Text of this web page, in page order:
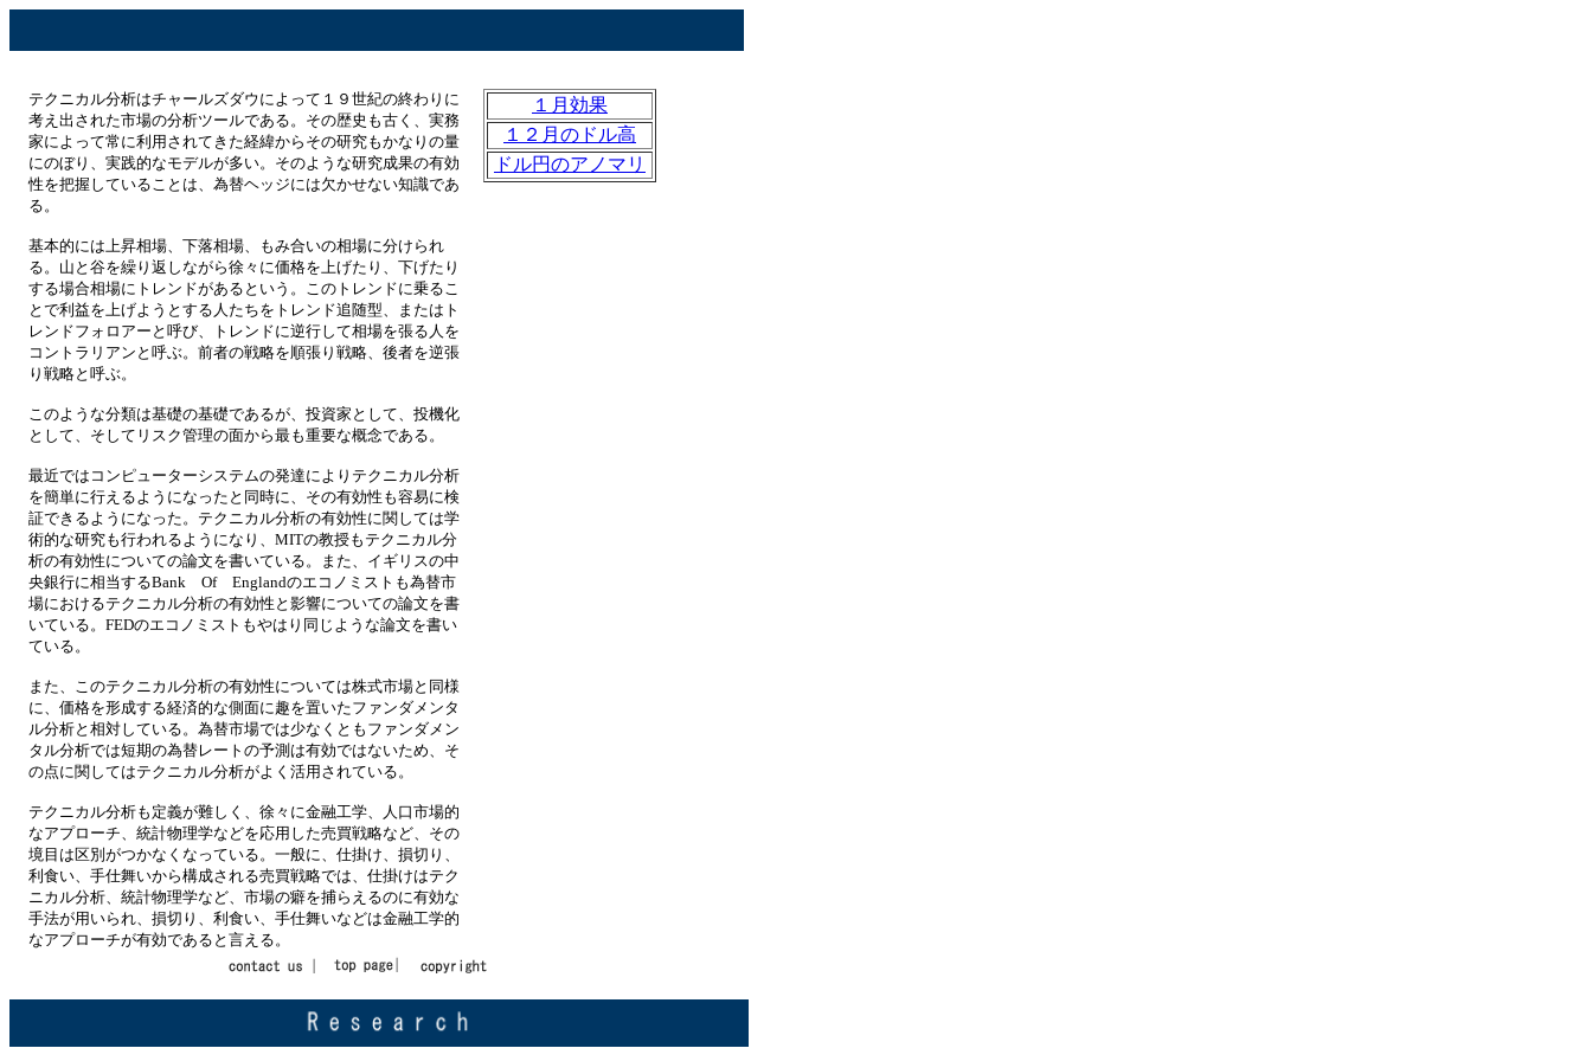
テクニカル分析はチャールズダウによって１９世紀の終わりに
考え出された市場の分析ツールである。その歴史も古く、実務
家によって常に利用されてきた経緯からその研究もかなりの量
にのぼり、実践的なモデルが多い。そのような研究成果の有効
性を把握していることは、為替ヘッジには欠かせない知識であ
る。
基本的には上昇相場、下落相場、もみ合いの相場に分けられ
る。山と谷を繰り返しながら徐々に価格を上げたり、下げたり
する場合相場にトレンドがあるという。このトレンドに乗るこ
とで利益を上げようとする人たちをトレンド追随型、またはト
レンドフォロアーと呼び、トレンドに逆行して相場を張る人を
コントラリアンと呼ぶ。前者の戦略を順張り戦略、後者を逆張
り戦略と呼ぶ。
このような分類は基礎の基礎であるが、投資家として、投機化
として、そしてリスク管理の面から最も重要な概念である。
最近ではコンピューターシステムの発達によりテクニカル分析
を簡単に行えるようになったと同時に、その有効性も容易に検
証できるようになった。テクニカル分析の有効性に関しては学
術的な研究も行われるようになり、MITの教授もテクニカル分
析の有効性についての論文を書いている。また、イギリスの中
央銀行に相当するBank Of Englandのエコノミストも為替市
場におけるテクニカル分析の有効性と影響についての論文を書
いている。FEDのエコノミストもやはり同じような論文を書い
ている。
また、このテクニカル分析の有効性については株式市場と同様
に、価格を形成する経済的な側面に趣を置いたファンダメンタ
ル分析と相対している。為替市場では少なくともファンダメン
タル分析では短期の為替レートの予測は有効ではないため、そ
の点に関してはテクニカル分析がよく活用されている。
テクニカル分析も定義が難しく、徐々に金融工学、人口市場的
なアプローチ、統計物理学などを応用した売買戦略など、その
境目は区別がつかなくなっている。一般に、仕掛け、損切り、
利食い、手仕舞いから構成される売買戦略では、仕掛けはテク
ニカル分析、統計物理学など、市場の癖を捕らえるのに有効な
手法が用いられ、損切り、利食い、手仕舞いなどは金融工学的
なアプローチが有効であると言える。
１月効果
１２月のドル高
ドル円のアノマリ